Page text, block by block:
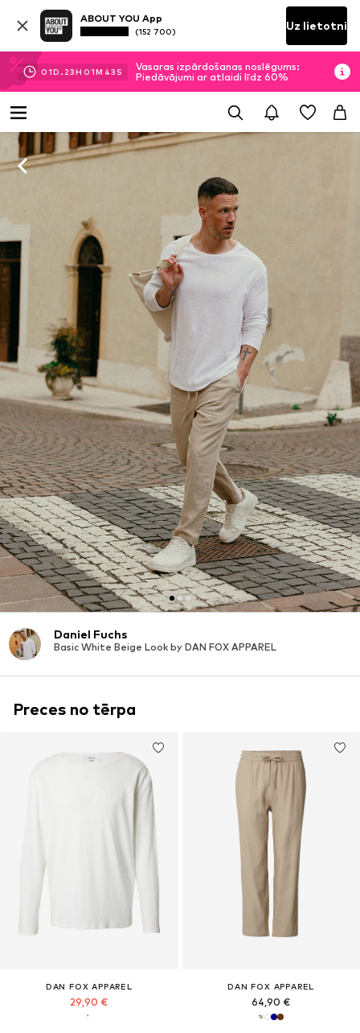
ABOUT YOU App
(152 700) Uz lietotni
01D. 23H 01M 42 S
Vasaras izpārdošanas noslēgums:
Piedāvājumi ar atlaidi līdz 60%
Daniel Fuchs
Basic White Beige Look by DAN FOX APPAREL
Preces no tērpa
DAN FOX APPAREL
29,90 €
DAN FOX APPAREL
64,90 €